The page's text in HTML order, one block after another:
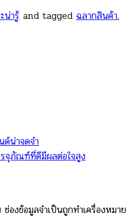
น่ารู้ and tagged ฉลากสินค้า,
ด์น่าจดจำ
จุภัณฑ์ที่ดีมีผลต่อใจสูง
ช่องข้อมูลจำเป็นถูกทำเครื่องหมาย